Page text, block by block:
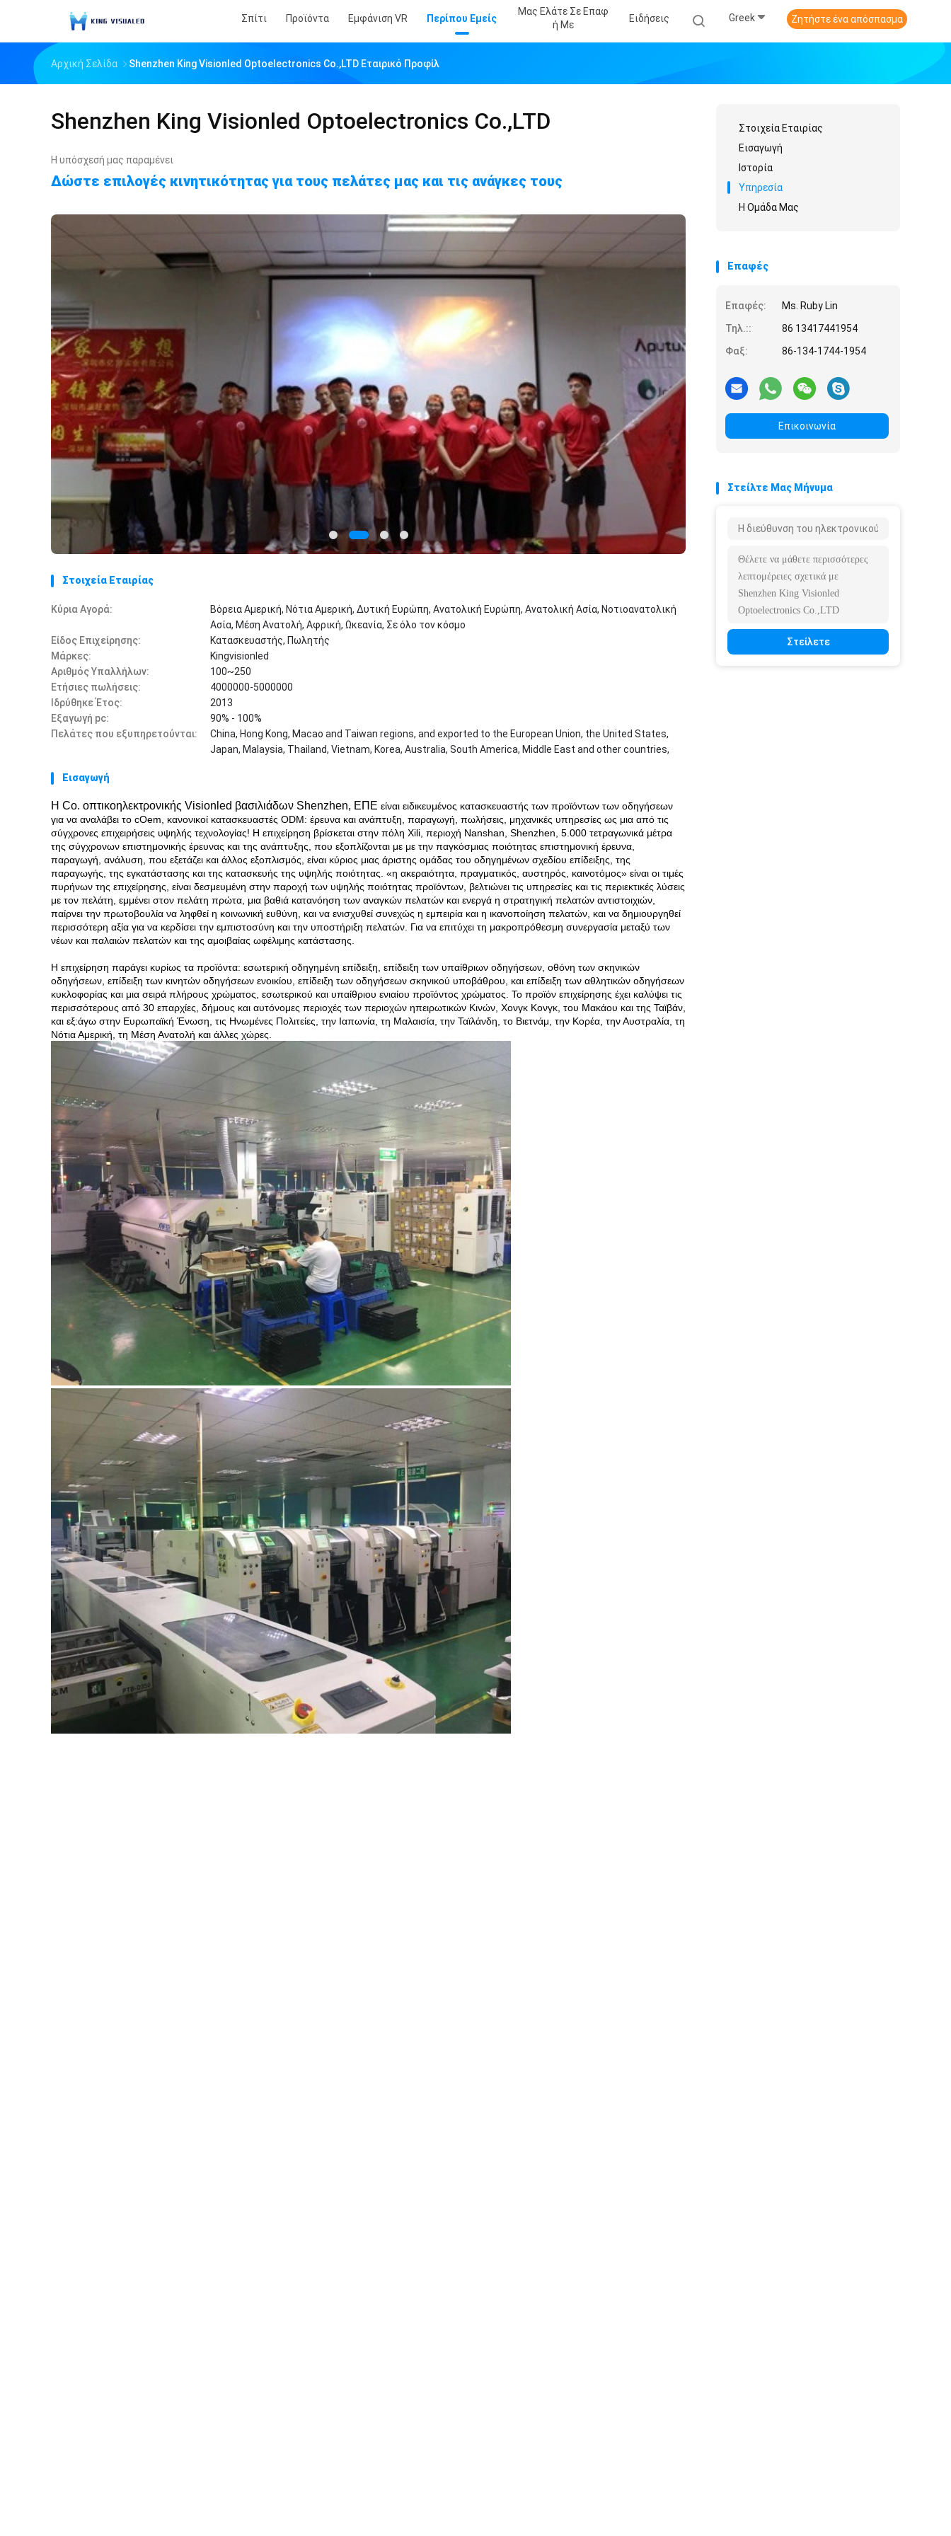
Σπίτι Προϊόντα Εμφάνιση VR Περίπου Εμείς
Μας Ελάτε Σε Επαφ
Ή Με
Ειδήσεις Greek Ζητήστε ένα απόσπασμα
Αρχική Σελίδα Shenzhen King Visionled Optoelectronics Co.,LTD Εταιρικό Προφίλ
Shenzhen King Visionled Optoelectronics Co.,LTD
Η υπόσχεσή μας παραμένει
Δώστε επιλογές κινητικότητας για τους πελάτες μας και τις ανάγκες τους
Στοιχεία Εταιρίας
Κύρια Αγορά:
Βόρεια Αμερική, Νότια Αμερική, Δυτική Ευρώπη, Ανατολική Ευρώπη, Ανατολική Ασία, Νοτιοανατολική
Ασία, Μέση Ανατολή, Αφρική, Ωκεανία, Σε όλο τον κόσμο
Είδος Επιχείρησης:
Κατασκευαστής, Πωλητής
Μάρκες:
Kingvisionled
Αριθμός Υπαλλήλων:
100~250
Ετήσιες πωλήσεις:
4000000-5000000
Ιδρύθηκε Έτος:
2013
Εξαγωγή pc:
90% - 100%
Πελάτες που εξυπηρετούνται:
China, Hong Kong, Macao and Taiwan regions, and exported to the European Union, the United States,
Japan, Malaysia, Thailand, Vietnam, Korea, Australia, South America, Middle East and other countries,
Εισαγωγή
Η Co. οπτικοηλεκτρονικής Visionled βασιλιάδων Shenzhen, ΕΠΕ είναι ειδικευμένος κατασκευαστής των προϊόντων των οδηγήσεων
για να αναλάβει το cOem, κανονικοί κατασκευαστές ODM: έρευνα και ανάπτυξη, παραγωγή, πωλήσεις, μηχανικές υπηρεσίες ως μια από τις
σύγχρονες επιχειρήσεις υψηλής τεχνολογίας! Η επιχείρηση βρίσκεται στην πόλη Xili, περιοχή Nanshan, Shenzhen, 5.000 τετραγωνικά μέτρα
της σύγχρονων επιστημονικής έρευνας και της ανάπτυξης, που εξοπλίζονται με με την παγκόσμιας ποιότητας επιστημονική έρευνα,
παραγωγή, ανάλυση, που εξετάζει και άλλος εξοπλισμός, είναι κύριος μιας άριστης ομάδας του οδηγημένων σχεδίου επίδειξης, της
παραγωγής, της εγκατάστασης και της κατασκευής της υψηλής ποιότητας. «η ακεραιότητα, πραγματικός, αυστηρός, καινοτόμος» είναι οι τιμές
πυρήνων της επιχείρησης, είναι δεσμευμένη στην παροχή των υψηλής ποιότητας προϊόντων, βελτιώνει τις υπηρεσίες και τις περιεκτικές λύσεις
με τον πελάτη, εμμένει στον πελάτη πρώτα, μια βαθιά κατανόηση των αναγκών πελατών και ενεργά η στρατηγική πελατών αντιστοιχιών,
παίρνει την πρωτοβουλία να ληφθεί η κοινωνική ευθύνη, και να ενισχυθεί συνεχώς η εμπειρία και η ικανοποίηση πελατών, και να δημιουργηθεί
περισσότερη αξία για να κερδίσει την εμπιστοσύνη και την υποστήριξη πελατών. Για να επιτύχει τη μακροπρόθεσμη συνεργασία μεταξύ των
νέων και παλαιών πελατών και της αμοιβαίας ωφέλιμης κατάστασης.
Η επιχείρηση παράγει κυρίως τα προϊόντα: εσωτερική οδηγημένη επίδειξη, επίδειξη των υπαίθριων οδηγήσεων, οθόνη των σκηνικών
οδηγήσεων, επίδειξη των κινητών οδηγήσεων ενοικίου, επίδειξη των οδηγήσεων σκηνικού υποβάθρου, και επίδειξη των αθλητικών οδηγήσεων
κυκλοφορίας και μια σειρά πλήρους χρώματος, εσωτερικού και υπαίθριου ενιαίου προϊόντος χρώματος. Το προϊόν επιχείρησης έχει καλύψει τις
περισσότερους από 30 επαρχίες, δήμους και αυτόνομες περιοχές των περιοχών ηπειρωτικών Κινών, Χονγκ Κονγκ, του Μακάου και της Ταϊβάν,
και εξ:άγω στην Ευρωπαϊκή Ένωση, τις Ηνωμένες Πολιτείες, την Ιαπωνία, τη Μαλαισία, την Ταϊλάνδη, το Βιετνάμ, την Κορέα, την Αυστραλία, τη
Νότια Αμερική, τη Μέση Ανατολή και άλλες χώρες.
Στοιχεία Εταιρίας
Εισαγωγή
Ιστορία
Υπηρεσία
Η Ομάδα Μας
Επαφές
Επαφές:
Ms. Ruby Lin
Τηλ.::
86 13417441954
Φαξ:
86-134-1744-1954
Επικοινωνία
Στείλτε Μας Μήνυμα
Στείλετε